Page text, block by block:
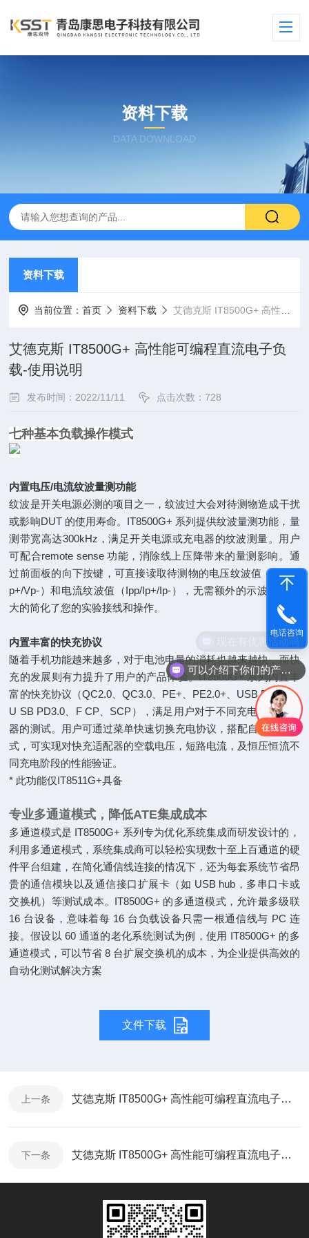
资料下载
DATA DOWNLOAD
资料下载
当前位置：首页 资料下载 艾德克斯 IT8500G+ 高性能可编程直流电子负载-使用说明
艾德克斯 IT8500G+ 高性能可编程直流电子负
载-使用说明
发布时间：2022/11/11 点击次数：728
七种基本负载操作模式
内置电压/电流纹波量测功能
纹波是开关电源必测的项目之一，纹波过大会对待测物造成干扰
或影响DUT 的使用寿命。IT8500G+ 系列提供纹波量测功能，量
测带宽高达300kHz，满足开关电源或充电器的纹波测量。用户
可配合remote sense 功能，消除线上压降带来的量测影响。通
过前面板的向下按键，可直接读取待测物的电压纹波值（Vpp/V
p+/Vp-）和电流纹波值（Ipp/Ip+/Ip-），无需额外的示波器，极
大的简化了您的实验接线和操作。
内置丰富的快充协议
随着手机功能越来越多，对于电池电量的消耗也越来越快，而快
充的发展则有力提升了用户的产品体验。IT8500G+ 系列内置丰
富的快充协议（QC2.0、QC3.0、PE+、PE2.0+、USB PD2.0、
U SB PD3.0、F CP、SCP），满足用户对于不同充电协议适配
器的测试。用户可通过菜单快速切换充电协议，搭配自动测试模
式，可实现对快充适配器的空载电压，短路电流，及恒压恒流不
同充电阶段的性能验证。
* 此功能仅IT8511G+具备
专业多通道模式，降低ATE集成成本
多通道模式是 IT8500G+ 系列专为优化系统集成而研发设计的，
利用多通道模式，系统集成商可以轻松实现数十至上百通道的硬
件平台组建，在简化通信线连接的情况下，还为每套系统节省昂
贵的通信模块以及通信接口扩展卡（如 USB hub，多串口卡或
交换机）等测试成本。IT8500G+ 的多通道模式，允许最多级联
16 台设备，意味着每 16 台负载设备只需一根通信线与 PC 连
接。假设以 60 通道的老化系统测试为例，使用 IT8500G+ 的多
通道模式，可以节省 8 台扩展交换机的成本，为企业提供高效的
自动化测试解决方案
文件下载
上一条 艾德克斯 IT8500G+ 高性能可编程直流电子负载-产品折页
下一条 艾德克斯 IT8500G+ 高性能可编程直流电子负载-通讯协议
电话咨询
可以介绍下你们的产品么
现在有优惠活动吗